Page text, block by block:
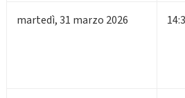
martedì,31 marzo 2026